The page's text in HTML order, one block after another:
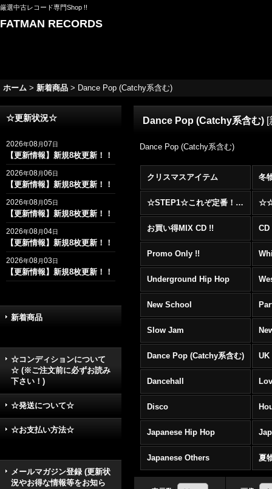
厳選中古レコード専門Shop !!
FATMAN RECORDS
ホーム > 新着商品 > Dance Pop (Catchy系含む)
☆更新状況☆
2026年08月07日
【更新情報】新規8枚更新！！
2026年08月06日
【更新情報】新規8枚更新！！
2026年08月05日
【更新情報】新規8枚更新！！
2026年08月04日
【更新情報】新規8枚更新！！
2026年08月03日
【更新情報】新規8枚更新！！
新着商品
☆コンディションについて
☆ (※ご注文前に必ずお読み
下さい！)
☆発送について☆
☆お支払い方法☆
メールマガジン登録 (更新状
況やお得な情報等をお知ら
Dance Pop (Catchy系含む) [
Dance Pop (Catchy系含む)
クリスマスアイテム 冬
☆STEP1☆これぞ定番！！まずはここから！2000年代R&BフロアヒットBest 100 !!!
お買い得MIX CD !!
Promo Only !!
Underground Hip Hop
New School
Slow Jam
Dance Pop (Catchy系含む) UK
Dancehall
Disco
Japanese Hip Hop
Japanese Others 夏